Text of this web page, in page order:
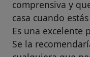
comprensiva y
casa cuando
Es una excelente
Se la